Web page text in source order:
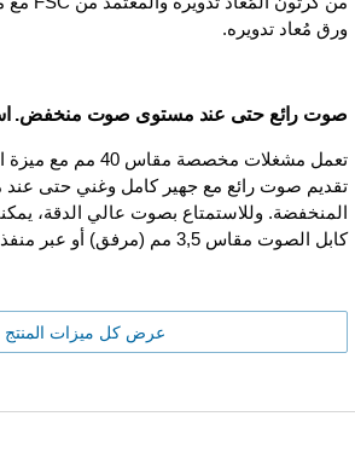
ورق مُعاد تدويره.
صوت رائع حتى عند مستوى صوت منخفض.
تعمل مشغلات مخصصة
تقديم صوت رائع مع جهير كامل وغني حتى
المنخفضة. وللاستمتاع بصوت عالي الدقة،
كابل الصوت مقاس 3,5 مم (مرفق) أو عبر منفذ USB-C.
عرض كل ميزات المنتج